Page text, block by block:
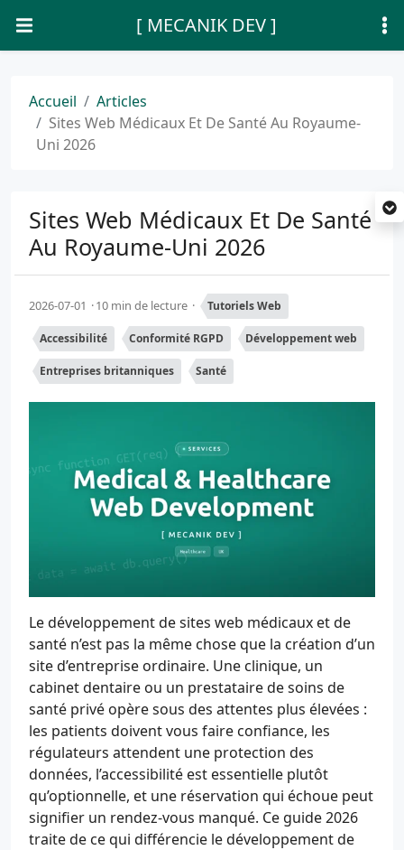
[ MECANIK DEV ]
Accueil
Articles
Sites Web Médicaux Et De Santé Au Royaume-
Uni 2026
Sites Web Médicaux Et De Santé
Au Royaume-Uni 2026
2026-07-01 10 min de lecture Tutoriels Web
Accessibilité Conformité RGPD Développement web
Entreprises britanniques Santé
Le développement de sites web médicaux et de
santé n’est pas la même chose que la création d’un
site d’entreprise ordinaire. Une clinique, un
cabinet dentaire ou un prestataire de soins de
santé privé opère sous des attentes plus élevées :
les patients doivent vous faire confiance, les
régulateurs attendent une protection des
données, l’accessibilité est essentielle plutôt
qu’optionnelle, et une réservation qui échoue peut
signifier un rendez-vous manqué. Ce guide 2026
traite de ce qui différencie le développement de